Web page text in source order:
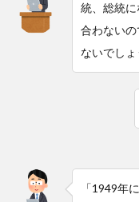
統、総統
合わない
ないでしょ
「1949年